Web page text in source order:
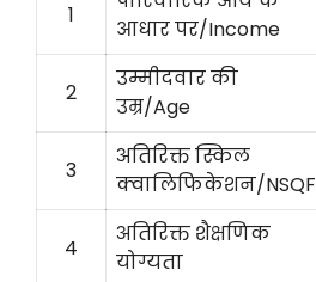
1
आधार पर/Income
2
उम्मीदवार की
उम्र/Age
3
अतिरिक्त स्किल
क्वालिफिकेशन/NSQF
4
अतिरिक्त शैक्षणिक
योग्यता